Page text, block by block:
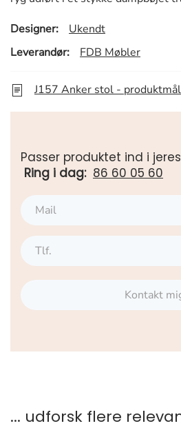
Designer:
Ukendt
Leverandør:
FDB Møbler
J157 Anker stol - produktmål
Passer produktet ind i
Ring i dag: 86 60 05 60
Kontakt
... udforsk flere